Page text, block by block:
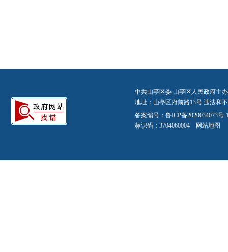
中共山亭区委 山亭区人民政府主
地址：山亭区府前路13号 违法和
备案编号： 鲁ICP备2020034073号-
标识码：3704060004 网站地图